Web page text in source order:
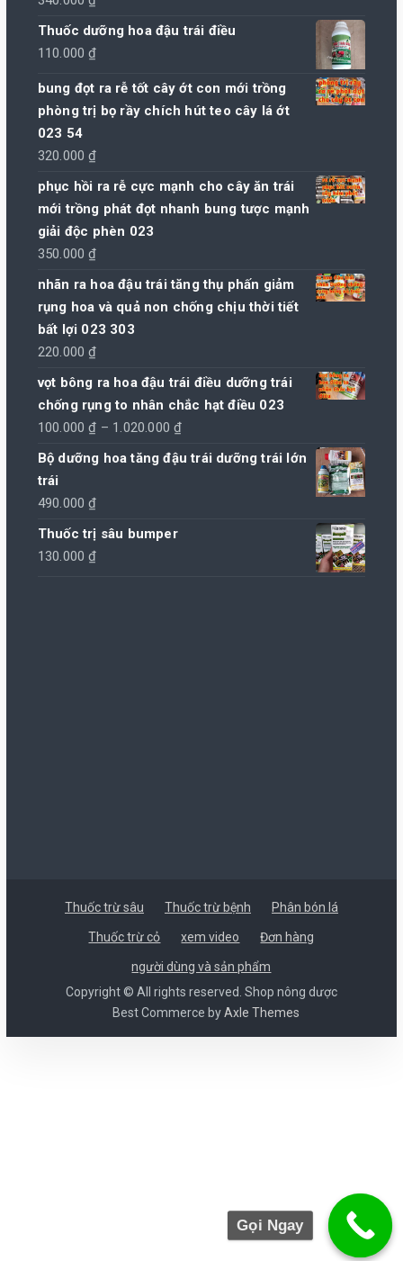
Thuốc dưỡng hoa đậu trái điều
110.000₫
bung đọt ra rễ tốt cây ớt con mới trồng
phòng trị bọ rầy chích hút teo cây lá ớt
023 54
320.000₫
phục hồi ra rễ cực mạnh cho cây ăn trái
mới trồng phát đọt nhanh bung tược mạnh
giải độc phèn 023
350.000₫
nhãn ra hoa đậu trái tăng thụ phấn giảm
rụng hoa và quả non chống chịu thời tiết
bất lợi 023 303
220.000₫
vọt bông ra hoa đậu trái điều dưỡng trái
chống rụng to nhân chắc hạt điều 023
100.000₫ – 1.020.000₫Khoảng
Bộ dưỡng hoa tăng đậu trái dưỡng trái lớn
trái
490.000₫
Thuốc trị sâu bumper
130.000₫
Thuốc trừ sâu Thuốc trừ bệnh Phân bón lá
Thuốc trừ cỏ xem video Đơn hàng
người dùng và sản phẩm
Copyright © All rights reserved. Shop nông dược
Best Commerce byAxle Themes
Gọi Ngay